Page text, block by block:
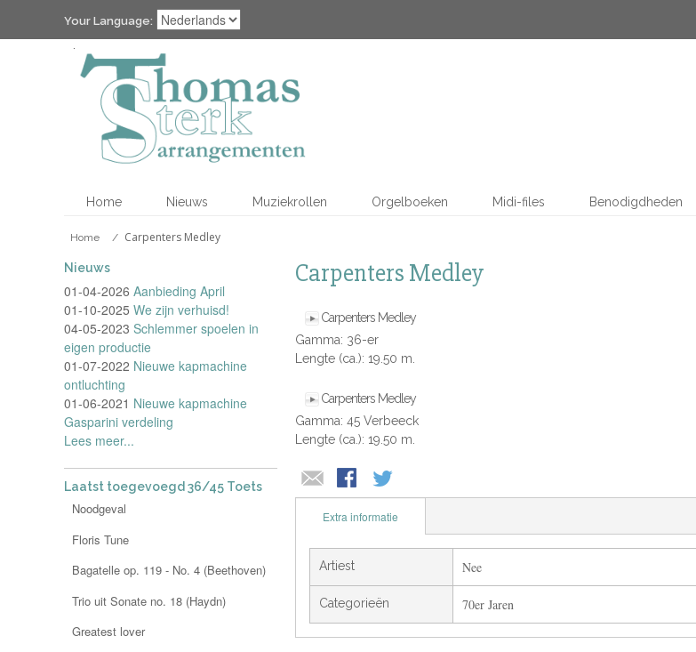
Your Language:
Home Nieuws Muziekrollen Orgelboeken Midi-files Benodigdheden
Home / Carpenters Medley
Carpenters Medley
Carpenters Medley
Gamma: 36-er
Lengte (ca.): 19.50 m.
Carpenters Medley
Gamma: 45 Verbeeck
Lengte (ca.): 19.50 m.
Extra informatie
Artiest Nee
Categorieën 70er Jaren
Nieuws
01-04-2026 Aanbieding April
01-10-2025 We zijn verhuisd!
04-05-2023 Schlemmer spoelen in
eigen productie
01-07-2022 Nieuwe kapmachine
ontluchting
01-06-2021 Nieuwe kapmachine
Gasparini verdeling
Lees meer...
Laatst toegevoegd 36/45 Toets
Noodgeval
Floris Tune
Bagatelle op. 119 - No. 4 (Beethoven)
Trio uit Sonate no. 18 (Haydn)
Greatest lover